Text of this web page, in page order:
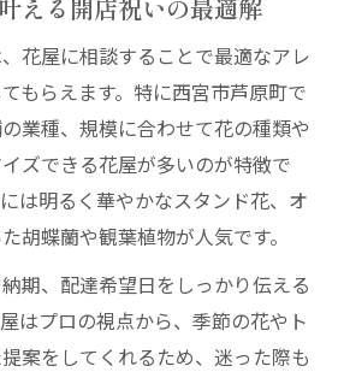
える開店祝いの最適解
花屋に相談することで最適なアレ
もらえます。特に西宮市芦原町で
業種、規模に合わせて花の種類や
ズできる花屋が多いのが特徴で
は明るく華やかなスタンド花、オ
胡蝶蘭や観葉植物が人気です。
期、配達希望日をしっかり伝える
はプロの視点から、季節の花やト
案をしてくれるため、迷った際も